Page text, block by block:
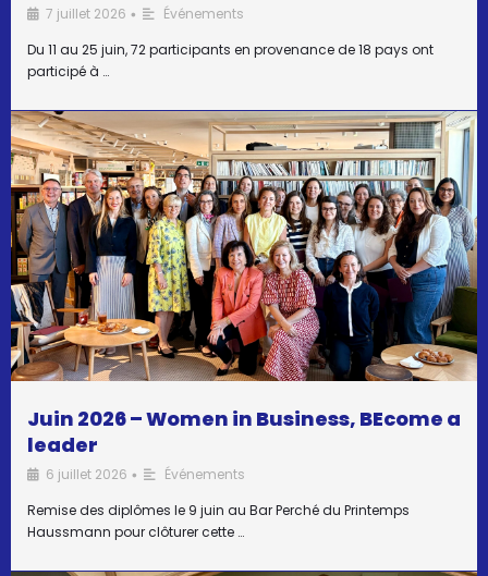
7 juillet 2026 •
Événements
Du 11 au 25 juin, 72 participants en provenance de 18 pays ont
participé à …
Juin 2026 – Women in Business, BEcome a
leader
6 juillet 2026 •
Événements
Remise des diplômes le 9 juin au Bar Perché du Printemps
Haussmann pour clôturer cette …